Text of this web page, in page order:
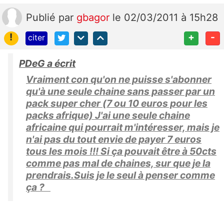
Publié par gbagor le 02/03/2011 à 15h28
!
citer + -
PDeG a écrit
Vraiment con qu'on ne puisse s'abonner
qu'à une seule chaine sans passer par un
pack super cher (7 ou 10 euros pour les
packs afrique) J'ai une seule chaine
africaine qui pourrait m'intéresser, mais je
n'ai pas du tout envie de payer 7 euros
tous les mois !!! Si ça pouvait être à 50cts
comme pas mal de chaines, sur que je la
prendrais.Suis je le seul à penser comme
ça ?